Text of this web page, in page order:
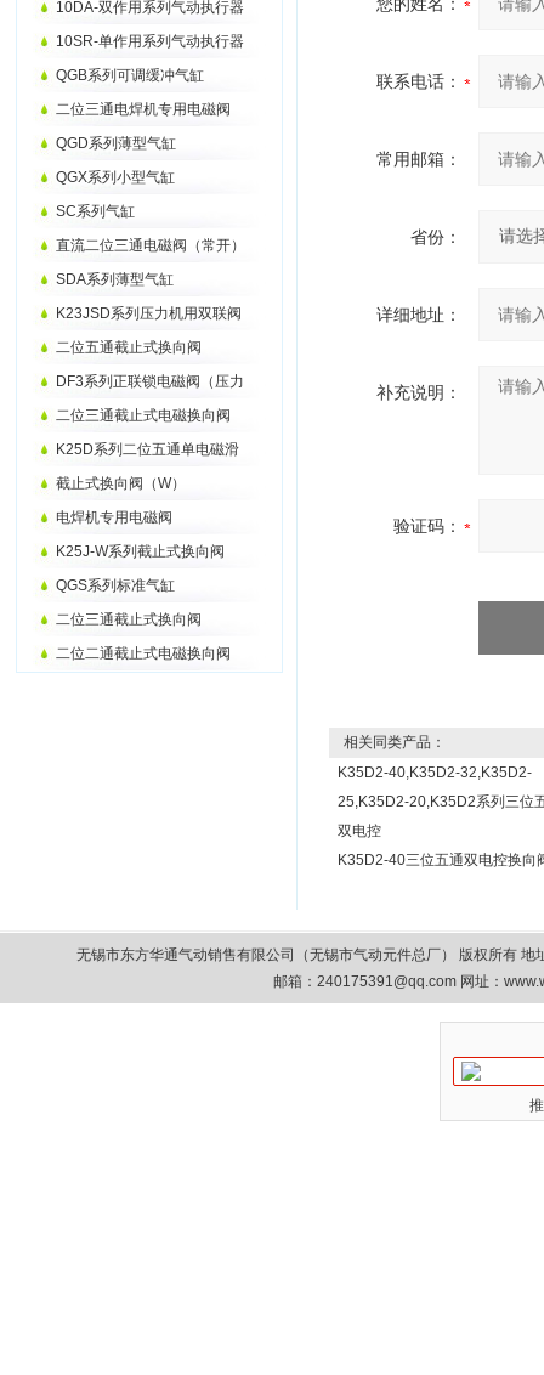
10DA-双作用系列气动执行器
10SR-单作用系列气动执行器
QGB系列可调缓冲气缸
二位三通电焊机专用电磁阀
QGD系列薄型气缸
QGX系列小型气缸
SC系列气缸
直流二位三通电磁阀（常开）
SDA系列薄型气缸
K23JSD系列压力机用双联阀
二位五通截止式换向阀
DF3系列正联锁电磁阀（压力
二位三通截止式电磁换向阀
K25D系列二位五通单电磁滑
截止式换向阀（W）
电焊机专用电磁阀
K25J-W系列截止式换向阀
QGS系列标准气缸
二位三通截止式换向阀
二位二通截止式电磁换向阀
联系电话：
常用邮箱：
省份：
详细地址：
补充说明：
验证码：
相关同类产品：
K35D2-40,K35D2-32,K35D2-
25,K35D2-20,K35D2系列三位
双电控
K35D2-40三位五通双电控换向
无锡市东方华通气动销售有限公司（无锡市气动元件总厂） 版权所有
邮箱：240175391@qq.com 网址：